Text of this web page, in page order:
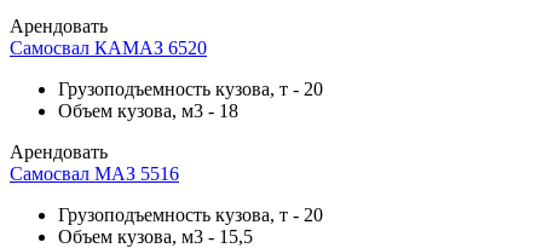
Арендовать
Самосвал КАМАЗ 6520
Грузоподъемность кузова, т - 20
Объем кузова, м3 - 18
Арендовать
Самосвал МАЗ 5516
Грузоподъемность кузова, т - 20
Объем кузова, м3 - 15,5